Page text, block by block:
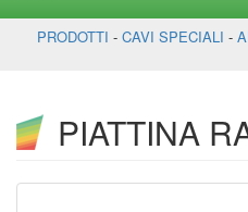
PRODOTTI - CAVI SPECIALI -
PIATTINA